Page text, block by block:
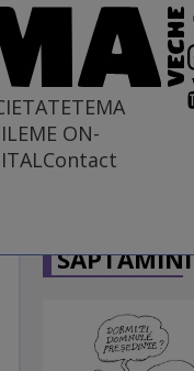
TEMA
ON-
Contact